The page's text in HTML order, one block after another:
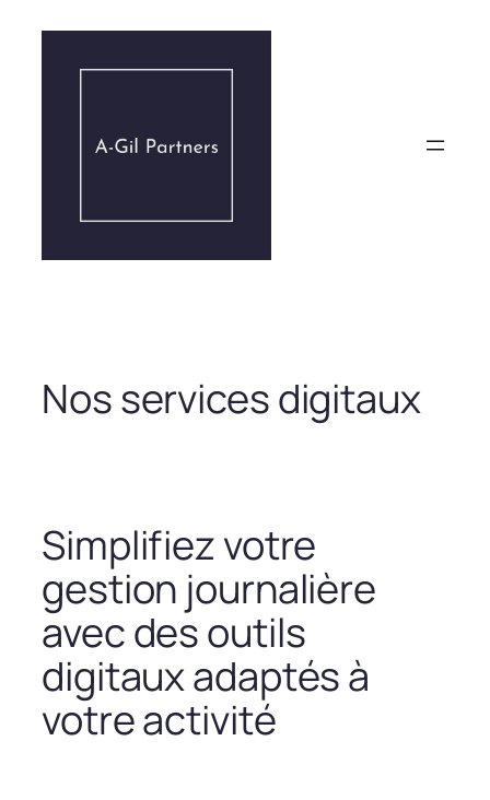
contenu
Nos services digitaux
Simplifiez votre
gestion journalière
avec des outils
digitaux adaptés à
votre activité